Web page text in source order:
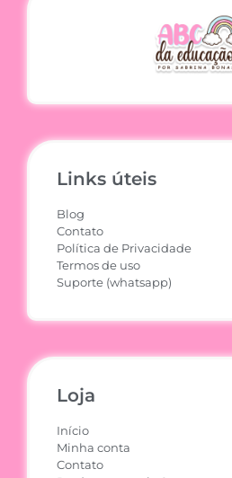
Links úteis
Blog
Contato
Política de Privacidade
Termos de uso
Suporte (whatsapp)
Loja
Início
Minha conta
Contato